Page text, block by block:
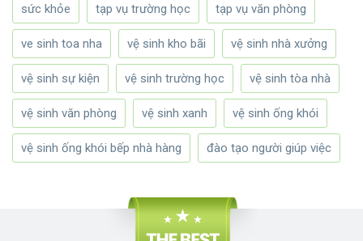
sức khỏe tạp vụ trường học tạp vụ văn phòng
ve sinh toa nha vệ sinh kho bãi vệ sinh nhà xưởng
vệ sinh sự kiện vệ sinh trường học vệ sinh tòa nhà
vệ sinh văn phòng vệ sinh xanh vệ sinh ống khói
vệ sinh ống khói bếp nhà hàng đào tạo người giúp việc